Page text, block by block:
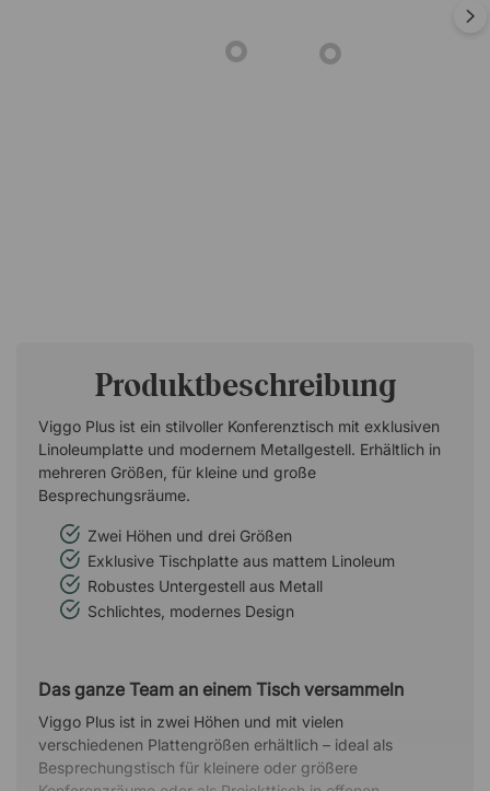
Produktbeschreibung
Viggo Plus ist ein stilvoller Konferenztisch mit exklusiven
Linoleumplatte und modernem Metallgestell. Erhältlich in
mehreren Größen, für kleine und große
Besprechungsräume.
Zwei Höhen und drei Größen
Exklusive Tischplatte aus mattem Linoleum
Robustes Untergestell aus Metall
Schlichtes, modernes Design
Das ganze Team an einem Tisch versammeln
Viggo Plus ist in zwei Höhen und mit vielen
verschiedenen Plattengrößen erhältlich – ideal als
Besprechungstisch für kleinere oder größere